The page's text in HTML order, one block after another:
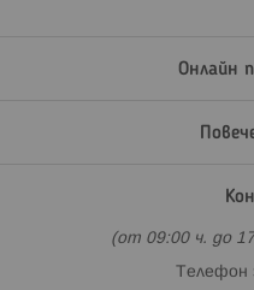
Онлайн
(от 09:00 ч. до
Телефон